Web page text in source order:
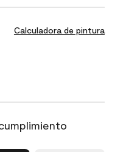
Calculadora de pintura